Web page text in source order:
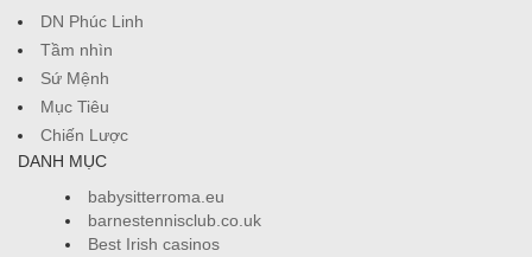
DN Phúc Linh
Tầm nhìn
Sứ Mệnh
Mục Tiêu
Chiến Lược
DANH MỤC
babysitterroma.eu
barnestennisclub.co.uk
Best Irish casinos